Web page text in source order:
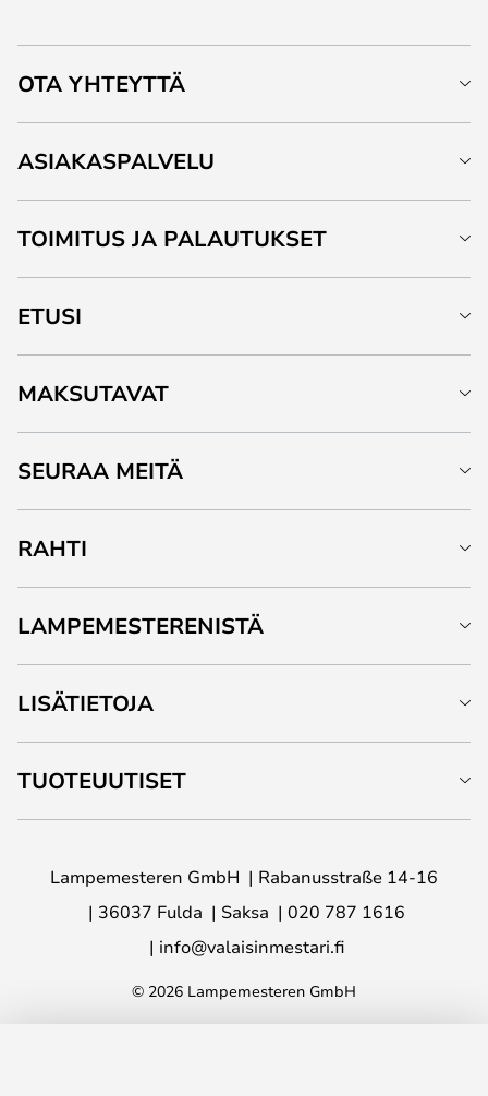
OTA YHTEYTTÄ
ASIAKASPALVELU
TOIMITUS JA PALAUTUKSET
ETUSI
MAKSUTAVAT
SEURAA MEITÄ
RAHTI
LAMPEMESTERENISTÄ
LISÄTIETOJA
TUOTEUUTISET
Lampemesteren GmbH
Rabanusstraße 14-16
36037 Fulda
Saksa
020 787 1616
info@valaisinmestari.fi
© 2026 Lampemesteren GmbH